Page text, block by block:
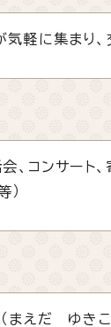
軽に集まり、
コンサート、
）
まえだ ゆきこ